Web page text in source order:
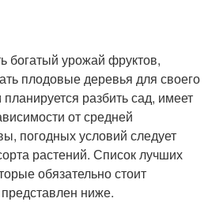
богатый урожай фруктов,
плодовые деревья для своего
разбить сад, имеет
от средней
погодных условий следует
растений. Список лучших
обязательно стоит
ниже.